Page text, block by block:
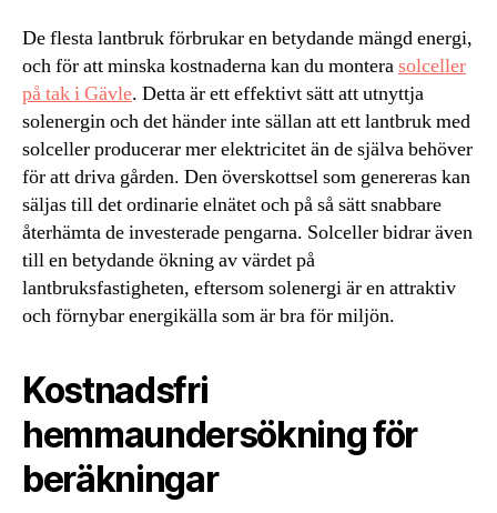
De flesta lantbruk förbrukar en betydande mängd energi,
och för att minska kostnaderna kan du monterasolceller
på tak i Gävle. Detta är ett effektivt sätt att utnyttja
solenergin och det händer inte sällan att ett lantbruk med
solceller producerar mer elektricitet än de själva behöver
för att driva gården. Den överskottsel som genereras kan
säljas till det ordinarie elnätet och på så sätt snabbare
återhämta de investerade pengarna. Solceller bidrar även
till en betydande ökning av värdet på
lantbruksfastigheten, eftersom solenergi är en attraktiv
och förnybar energikälla som är bra för miljön.
Kostnadsfri
hemmaundersökning för
beräkningar